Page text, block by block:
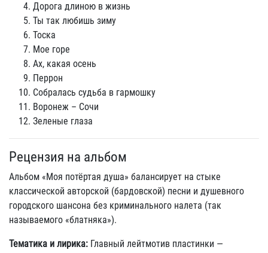
Дорога длиною в жизнь
Ты так любишь зиму
Тоска
Мое горе
Ах, какая осень
Перрон
Собралась судьба в гармошку
Воронеж – Сочи
Зеленые глаза
Рецензия на альбом
Альбом «Моя потёртая душа» балансирует на стыке
классической авторской (бардовской) песни и душевного
городского шансона без криминального налета (так
называемого «блатняка»).
Тематика и лирика: Главный лейтмотив пластинки —